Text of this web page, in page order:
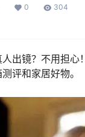
0 304
出镜？不用担
评和家居好物。